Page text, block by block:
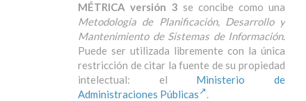
MÉTRICA versión 3 se concibe como una
Metodología de Planificación, Desarrollo y
Mantenimiento de Sistemas de Información.
Puede ser utilizada libremente con la única
restricción de citar la fuente de su propiedad
intelectual: el Ministerio de
Administraciones Públicas
.